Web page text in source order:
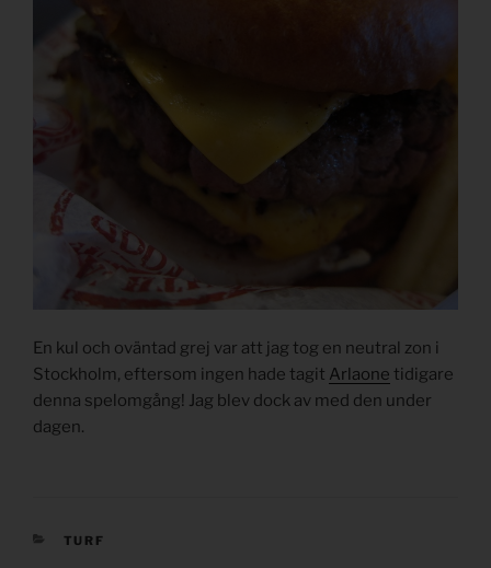
En kul och oväntad grej var att jag tog en neutral zon i
Stockholm, eftersom ingen hade tagit Arlaone tidigare
denna spelomgång! Jag blev dock av med den under
dagen.
KATEGORIER
TURF